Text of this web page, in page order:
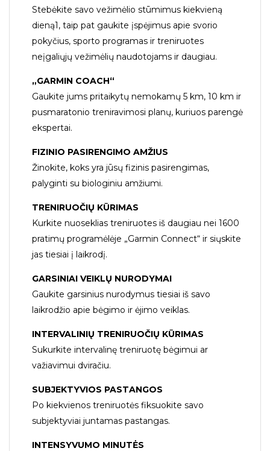
Stebėkite savo vežimėlio stūmimus kiekvieną
dieną1, taip pat gaukite įspėjimus apie svorio
pokyčius, sporto programas ir treniruotes
neįgaliųjų vežimėlių naudotojams ir daugiau.
„GARMIN COACH“
Gaukite jums pritaikytų nemokamų 5 km, 10 km ir
pusmaratonio treniravimosi planų, kuriuos parengė
ekspertai.
FIZINIO PASIRENGIMO AMŽIUS
Žinokite, koks yra jūsų fizinis pasirengimas,
palyginti su biologiniu amžiumi.
TRENIRUOČIŲ KŪRIMAS
Kurkite nuoseklias treniruotes iš daugiau nei 1600
pratimų programėlėje „Garmin Connect“ ir siųskite
jas tiesiai į laikrodį.
GARSINIAI VEIKLŲ NURODYMAI
Gaukite garsinius nurodymus tiesiai iš savo
laikrodžio apie bėgimo ir ėjimo veiklas.
INTERVALINIŲ TRENIRUOČIŲ KŪRIMAS
Sukurkite intervalinę treniruotę bėgimui ar
važiavimui dviračiu.
SUBJEKTYVIOS PASTANGOS
Po kiekvienos treniruotės fiksuokite savo
subjektyviai juntamas pastangas.
INTENSYVUMO MINUTĖS